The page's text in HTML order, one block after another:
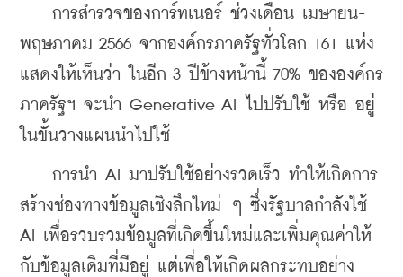
การสำรวจของการ์ทเนอร์ ช่วงเดือน เมษายน-
พฤษภาคม 2566 จากองค์กรภาครัฐทั่วโลก 161 แห่ง
แสดงให้เห็นว่า ในอีก 3 ปีข้างหน้านี้ 70% ขององค์กร
ภาครัฐฯ จะนำ Generative AI ไปปรับใช้ หรือ อยู่
ในขั้นวางแผนนำไปใช้
การนำ AI มาปรับใช้อย่างรวดเร็ว ทำให้เกิดการ
สร้างช่องทางข้อมูลเชิงลึกใหม่ ๆ ซึ่งรัฐบาลกำลังใช้
AI เพื่อรวบรวมข้อมูลที่เกิดขึ้นใหม่และเพิ่มคุณค่าให้
กับข้อมูลเดิมที่มีอยู่ แต่เพื่อให้เกิดผลกระทบอย่าง